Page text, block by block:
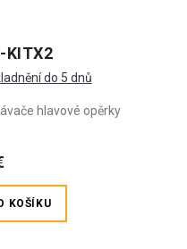
KITX2
do 5 dnů
hlavové opěrky
KOŠÍKU